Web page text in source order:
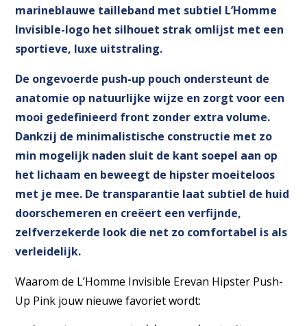
marineblauwe tailleband met subtiel L’Homme
Invisible-logo het silhouet strak omlijst met een
sportieve, luxe uitstraling.
De ongevoerde push-up pouch ondersteunt de
anatomie op natuurlijke wijze en zorgt voor een
mooi gedefinieerd front zonder extra volume.
Dankzij de minimalistische constructie met zo
min mogelijk naden sluit de kant soepel aan op
het lichaam en beweegt de hipster moeiteloos
met je mee. De transparantie laat subtiel de huid
doorschemeren en creëert een verfijnde,
zelfverzekerde look die net zo comfortabel is als
verleidelijk.
Waarom de L’Homme Invisible Erevan Hipster Push-
Up Pink jouw nieuwe favoriet wordt: